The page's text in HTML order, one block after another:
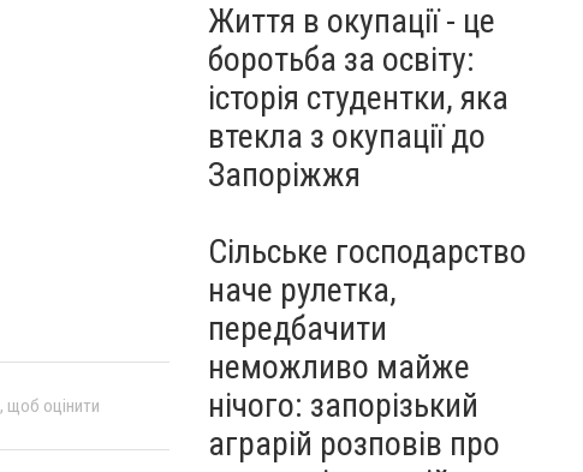
, щоб оцінити
Життя в окупації - це
боротьба за освіту:
історія студентки, яка
втекла з окупації до
Запоріжжя
Сільське господарство
наче рулетка,
передбачити
неможливо майже
нічого: запорізький
аграрій розповів про